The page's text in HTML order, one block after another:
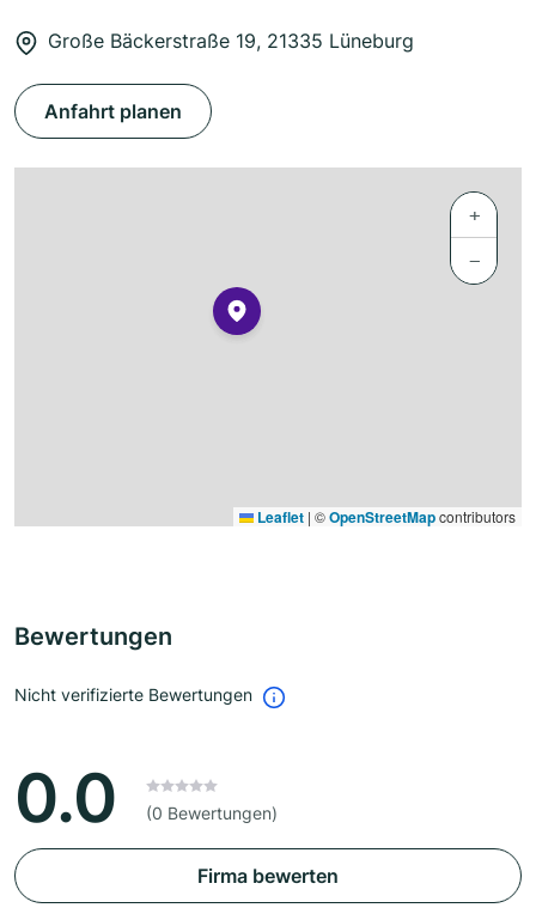
Große Bäckerstraße 19, 21335 Lüneburg
Anfahrt planen
+
−
Leaflet | ©OpenStreetMapcontributors
Bewertungen
Nicht verifizierte Bewertungen
0.0 (0 Bewertungen)
Firma bewerten